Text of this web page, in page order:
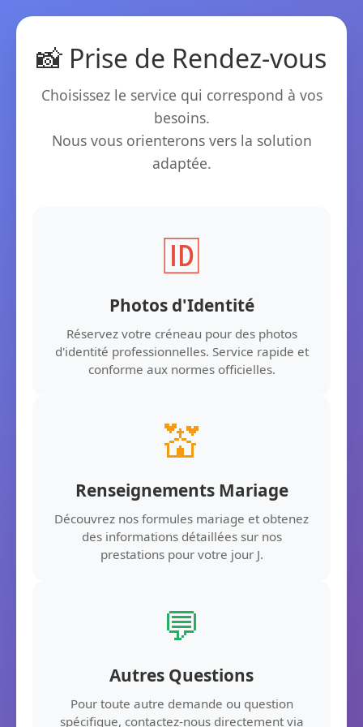
📸 Prise de Rendez-vous
Choisissez le service qui correspond à vos
besoins.
Nous vous orienterons vers la solution
adaptée.
🆔
Photos d'Identité
Réservez votre créneau pour des photos
d'identité professionnelles. Service rapide et
conforme aux normes officielles.
💒
Renseignements Mariage
Découvrez nos formules mariage et obtenez
des informations détaillées sur nos
prestations pour votre jour J.
💬
Autres Questions
Pour toute autre demande ou question
spécifique, contactez-nous directement via